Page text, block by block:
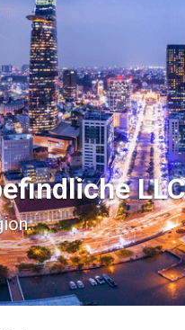
LLC